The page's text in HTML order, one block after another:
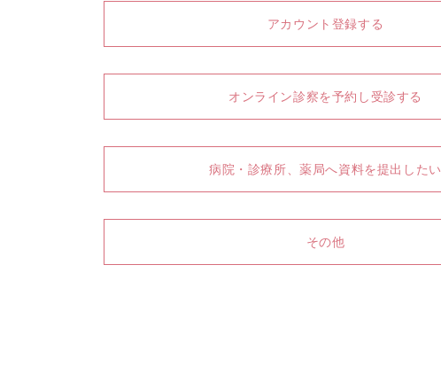
アカウント登録する
オンライン診察を予約し受診する
病院・診療所、薬局へ資料を提出したい
その他